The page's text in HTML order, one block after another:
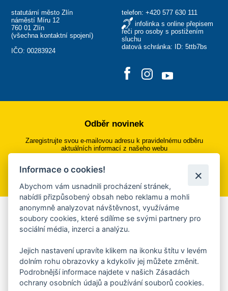
statutární město Zlín
náměstí Míru 12
760 01 Zlín
(všechna kontaktní spojení)
IČO: 00283924
telefon: +420 577 630 111
infolinka s online přepisem
řeči pro osoby s postižením
sluchu
datová schránka: ID: 5ttb7bs
Odběr novinek
Zaregistrujte svou e-mailovou adresu k pravidelnému odběru
aktuálních informací z našeho webu
Přihlásit se k odběru
Aplikace Mobilní rozhlas
Chcete dostávat do svého mobilu či mailu upozornění na
ankety, pozvánky na kulturní a sportovní akce?
Více informací o aplikaci
Informace o cookies!
Abychom vám usnadnili procházení stránek,
nabídli přizpůsobený obsah nebo reklamu a mohli
anonymně analyzovat návštěvnost, využíváme
soubory cookies, které sdílíme se svými partnery pro
sociální média, inzerci a analýzu.
Jejich nastavení upravíte klikem na ikonku štítu v levém
dolním rohu obrazovky a kdykoliv jej můžete změnit.
Podrobnější informace najdete v našich Zásadách
ochrany osobních údajů a používání souborů cookies.